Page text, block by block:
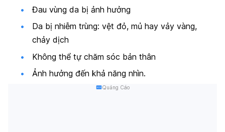
Đau vùng da bị ảnh hưởng
Da bị nhiễm trùng: vệt đỏ, mủ hay vảy vàng,
chảy dịch
Không thể tự chăm sóc bản thân
Ảnh hưởng đến khả năng nhìn.
Quảng Cáo